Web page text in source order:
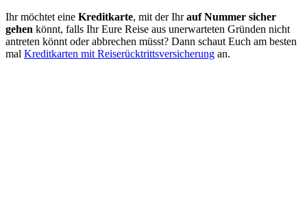
Ihr möchtet eine Kreditkarte, mit der Ihrauf Nummer sicher
gehen könnt, falls Ihr Eure Reise aus unerwarteten Gründen nicht
antreten könnt oder abbrechen müsst? Dann schaut Euch am besten
mal Kreditkarten mit Reiserücktrittsversicherung an.